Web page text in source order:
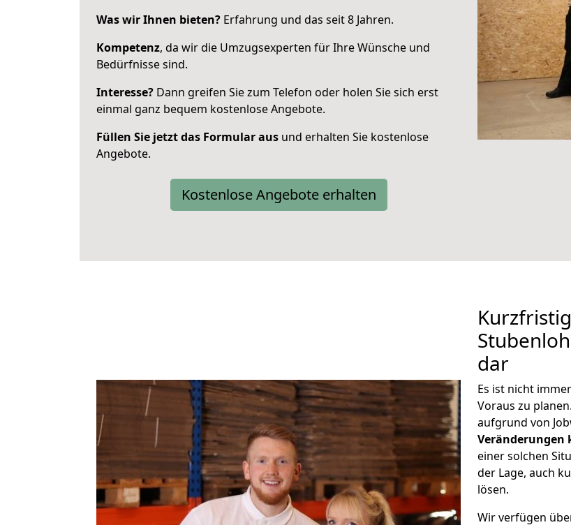
Was wir Ihnen bieten? Erfahrung und das seit 8 Jahren.
Kompetenz, da wir die Umzugsexperten für Ihre Wünsche und
Bedürfnisse sind.
Interesse? Dann greifen Sie zum Telefon oder holen Sie sich erst
einmal ganz bequem kostenlose Angebote.
Füllen Sie jetzt das Formular aus und erhalten Sie kostenlose
Angebote.
Kostenlose Angebote erhalten
dar
Es ist nicht
Voraus zu
aufgrund von
einer solchen
der Lage, auch
lösen.
Wir verfügen